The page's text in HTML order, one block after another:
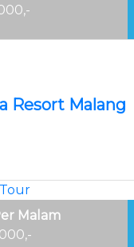
Resort Malang
Malam